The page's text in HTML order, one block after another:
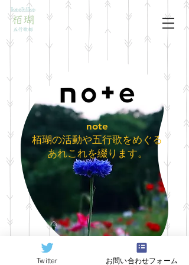
​note
栢瑚の活動や五行歌をめぐる
あれこれを綴ります。
Twitter お問い合わせフォーム